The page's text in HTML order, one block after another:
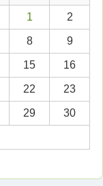
1 2
8 9
15 16
22 23
29 30